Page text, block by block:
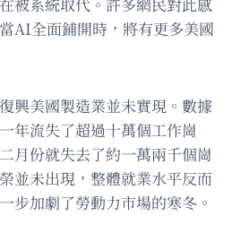
AI全面鋪開時，將有更多美國
興美國製造業並未實現。數據
年流失了超過十萬個工作崗
月份就失去了約一萬兩千個崗
並未出現，整體就業水平反而
步加劇了勞動力市場的寒冬。